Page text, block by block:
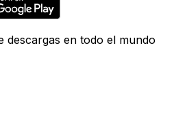
descargas en todo el mundo